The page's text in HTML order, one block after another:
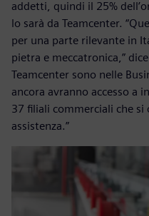
addetti, quindi il 25%
lo sarà da Teamcenter.
per una parte rilevante in
pietra e meccatronica,”
Teamcenter sono nelle
ancora avranno accesso a
37 filiali commerciali che si
assistenza.”